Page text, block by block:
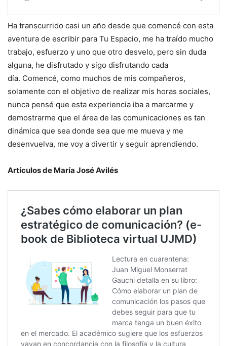
Ha transcurrido casi un año desde que comencé con esta
aventura de escribir para Tu Espacio, me ha traído mucho
trabajo, esfuerzo y uno que otro desvelo, pero sin duda
alguna, he disfrutado y sigo disfrutando cada
día. Comencé, como muchos de mis compañeros,
solamente con el objetivo de realizar mis horas sociales,
nunca pensé que esta experiencia iba a marcarme y
demostrarme que el área de las comunicaciones es tan
dinámica que sea donde sea que me mueva y me
desenvuelva, me voy a divertir y seguir aprendiendo.
Artículos de María José Avilés